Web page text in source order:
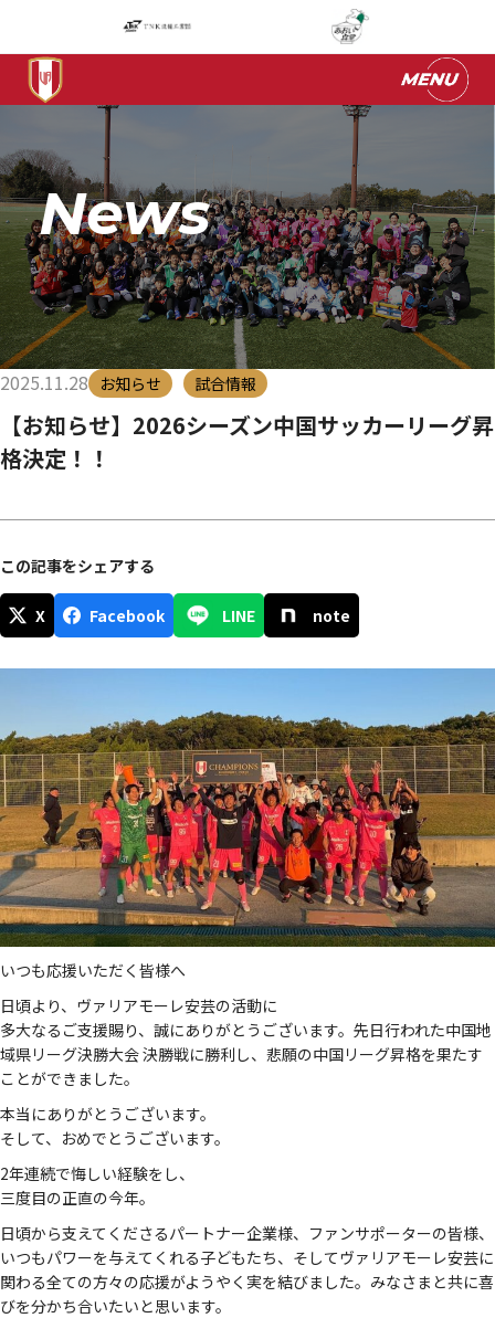
News
2025.11.28 お知らせ 試合情報
【お知らせ】2026シーズン中国サッカーリーグ昇
格決定！！
この記事をシェアする
X Facebook LINE note
いつも応援いただく皆様へ
日頃より、ヴァリアモーレ安芸の活動に
多大なるご支援賜り、誠にありがとうございます。先日行われた中国地
域県リーグ決勝大会 決勝戦に勝利し、悲願の中国リーグ昇格を果たす
ことができました。
本当にありがとうございます。
そして、おめでとうございます。
2年連続で悔しい経験をし、
三度目の正直の今年。
日頃から支えてくださるパートナー企業様、ファンサポーターの皆様、
いつもパワーを与えてくれる子どもたち、そしてヴァリアモーレ安芸に
関わる全ての方々の応援がようやく実を結びました。みなさまと共に喜
びを分かち合いたいと思います。